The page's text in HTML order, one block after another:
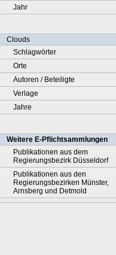
Jahr
Clouds
Schlagwörter
Orte
Autoren / Beteiligte
Verlage
Jahre
Weitere E-Pflichtsammlungen
Publikationen aus dem
Regierungsbezirk Düsseldorf
Publikationen aus den
Regierungsbezirken Münster,
Arnsberg und Detmold